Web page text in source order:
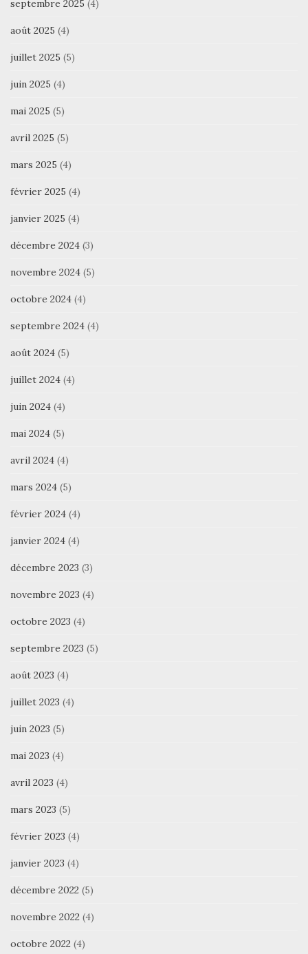
septembre 2025 (4)
août 2025 (4)
juillet 2025 (5)
juin 2025 (4)
mai 2025 (5)
avril 2025 (5)
mars 2025 (4)
février 2025 (4)
janvier 2025 (4)
décembre 2024 (3)
novembre 2024 (5)
octobre 2024 (4)
septembre 2024 (4)
août 2024 (5)
juillet 2024 (4)
juin 2024 (4)
mai 2024 (5)
avril 2024 (4)
mars 2024 (5)
février 2024 (4)
janvier 2024 (4)
décembre 2023 (3)
novembre 2023 (4)
octobre 2023 (4)
septembre 2023 (5)
août 2023 (4)
juillet 2023 (4)
juin 2023 (5)
mai 2023 (4)
avril 2023 (4)
mars 2023 (5)
février 2023 (4)
janvier 2023 (4)
décembre 2022 (5)
novembre 2022 (4)
octobre 2022 (4)